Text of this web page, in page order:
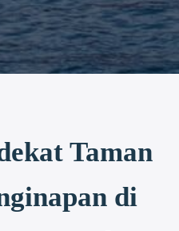
Taman
di